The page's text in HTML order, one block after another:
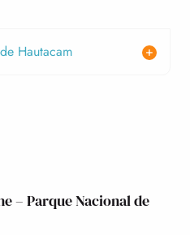
Hautacam
– Parque Nacional de